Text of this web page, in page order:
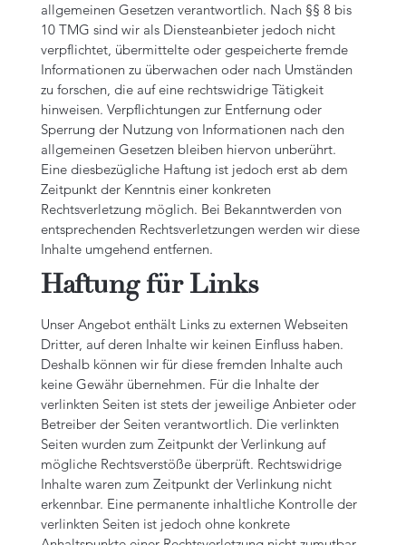
allgemeinen Gesetzen verantwortlich. Nach §§ 8 bis
10 TMG sind wir als Diensteanbieter jedoch nicht
verpflichtet, übermittelte oder gespeicherte fremde
Informationen zu überwachen oder nach Umständen
zu forschen, die auf eine rechtswidrige Tätigkeit
hinweisen. Verpflichtungen zur Entfernung oder
Sperrung der Nutzung von Informationen nach den
allgemeinen Gesetzen bleiben hiervon unberührt.
Eine diesbezügliche Haftung ist jedoch erst ab dem
Zeitpunkt der Kenntnis einer konkreten
Rechtsverletzung möglich. Bei Bekanntwerden von
entsprechenden Rechtsverletzungen werden wir diese
Inhalte umgehend entfernen.
Haftung für Links
Unser Angebot enthält Links zu externen Webseiten
Dritter, auf deren Inhalte wir keinen Einfluss haben.
Deshalb können wir für diese fremden Inhalte auch
keine Gewähr übernehmen. Für die Inhalte der
verlinkten Seiten ist stets der jeweilige Anbieter oder
Betreiber der Seiten verantwortlich. Die verlinkten
Seiten wurden zum Zeitpunkt der Verlinkung auf
mögliche Rechtsverstöße überprüft. Rechtswidrige
Inhalte waren zum Zeitpunkt der Verlinkung nicht
erkennbar. Eine permanente inhaltliche Kontrolle der
verlinkten Seiten ist jedoch ohne konkrete